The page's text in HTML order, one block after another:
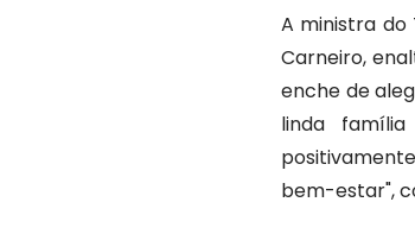
A ministra do
Carneiro,
enche de
linda família
bem-estar",